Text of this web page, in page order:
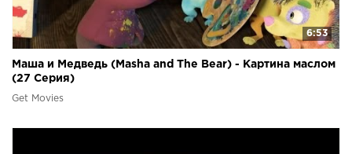
6:53
Маша и Медведь (Masha and The Bear) - Картина маслом
(27 Серия)
Get Movies